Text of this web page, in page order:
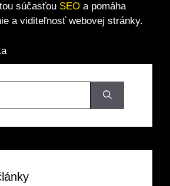
súčasťou SEO a pomáha
a viditeľnosť webovej stránky.